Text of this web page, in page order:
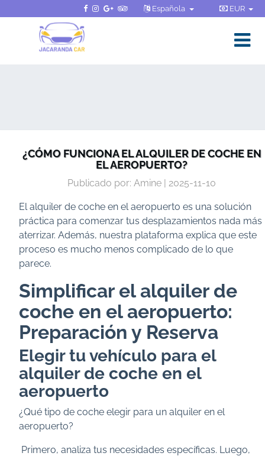
Española EUR
¿CÓMO FUNCIONA EL ALQUILER DE COCHE EN
EL AEROPUERTO?
Publicado por: Amine | 2025-11-10
El alquiler de coche en el aeropuerto es una solución
práctica para comenzar tus desplazamientos nada más
aterrizar. Además, nuestra plataforma explica que este
proceso es mucho menos complicado de lo que
parece.
Simplificar el alquiler de
coche en el aeropuerto:
Preparación y Reserva
Elegir tu vehículo para el
alquiler de coche en el
aeropuerto
¿Qué tipo de coche elegir para un alquiler en el
aeropuerto?
Primero, analiza tus necesidades específicas. Luego,